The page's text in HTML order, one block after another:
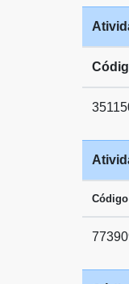
Código